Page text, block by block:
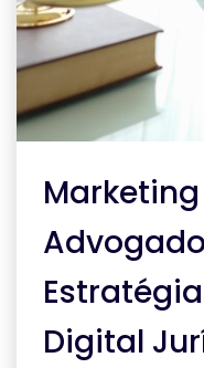
Digital